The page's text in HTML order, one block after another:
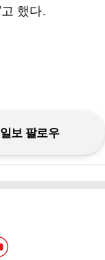
했다.
보 팔로우